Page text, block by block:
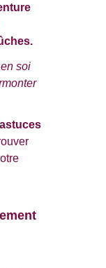
soi